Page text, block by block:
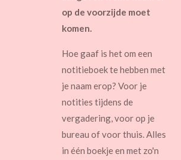
op de voorzijde moet
komen.
Hoe gaaf is het om een
notitieboek te hebben met
je naam erop? Voor je
notities tijdens de
vergadering, voor op je
bureau of voor thuis. Alles
in één boekje en met zo'n